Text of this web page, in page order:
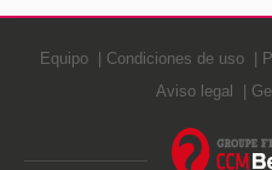
Equipo Condiciones de uso
Aviso legal